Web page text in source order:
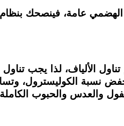
عامة، فينصحك
خفض نسبة الكوليسترول،
والعدس والحبوب